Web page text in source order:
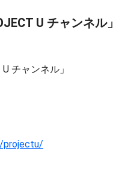
U チャンネル」
チャンネル」
projectu/